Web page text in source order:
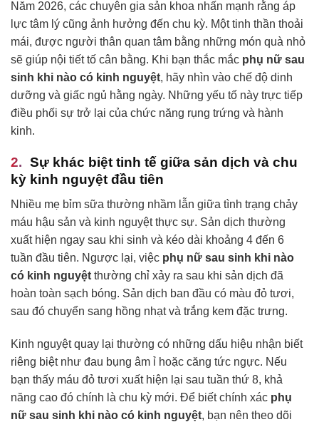
Năm 2026, các chuyên gia sản khoa nhấn mạnh rằng áp
lực tâm lý cũng ảnh hưởng đến chu kỳ. Một tinh thần thoải
mái, được người thân quan tâm bằng những món quà nhỏ
sẽ giúp nội tiết tố cân bằng. Khi bạn thắc mắc phụ nữ sau
sinh khi nào có kinh nguyệt, hãy nhìn vào chế độ dinh
dưỡng và giấc ngủ hằng ngày. Những yếu tố này trực tiếp
điều phối sự trở lại của chức năng rụng trứng và hành
kinh.
Sự khác biệt tinh tế giữa sản dịch và chu
kỳ kinh nguyệt đầu tiên
Nhiều mẹ bỉm sữa thường nhầm lẫn giữa tình trạng chảy
máu hậu sản và kinh nguyệt thực sự. Sản dịch thường
xuất hiện ngay sau khi sinh và kéo dài khoảng 4 đến 6
tuần đầu tiên. Ngược lại, việc phụ nữ sau sinh khi nào
có kinh nguyệt thường chỉ xảy ra sau khi sản dịch đã
hoàn toàn sạch bóng. Sản dịch ban đầu có màu đỏ tươi,
sau đó chuyển sang hồng nhạt và trắng kem đặc trưng.
Kinh nguyệt quay lại thường có những dấu hiệu nhận biết
riêng biệt như đau bụng âm ỉ hoặc căng tức ngực. Nếu
bạn thấy máu đỏ tươi xuất hiện lại sau tuần thứ 8, khả
năng cao đó chính là chu kỳ mới. Để biết chính xác phụ
nữ sau sinh khi nào có kinh nguyệt, bạn nên theo dõi